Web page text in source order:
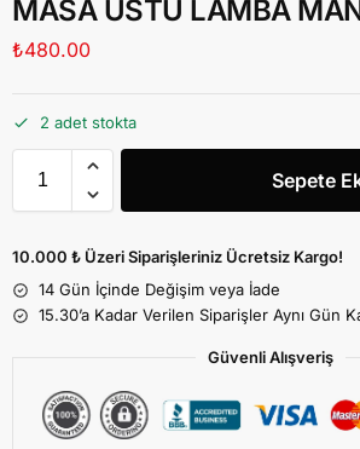
MASA ÜSTÜ LAMBA
₺480.00
2 adet stokta
Sepete
10.000 ₺ Üzeri Siparişleriniz Ücretsiz Kargo!
14 Gün İçinde Değişim veya İade
15.30’a Kadar Verilen Siparişler Aynı Gün
Güvenli Alışveriş